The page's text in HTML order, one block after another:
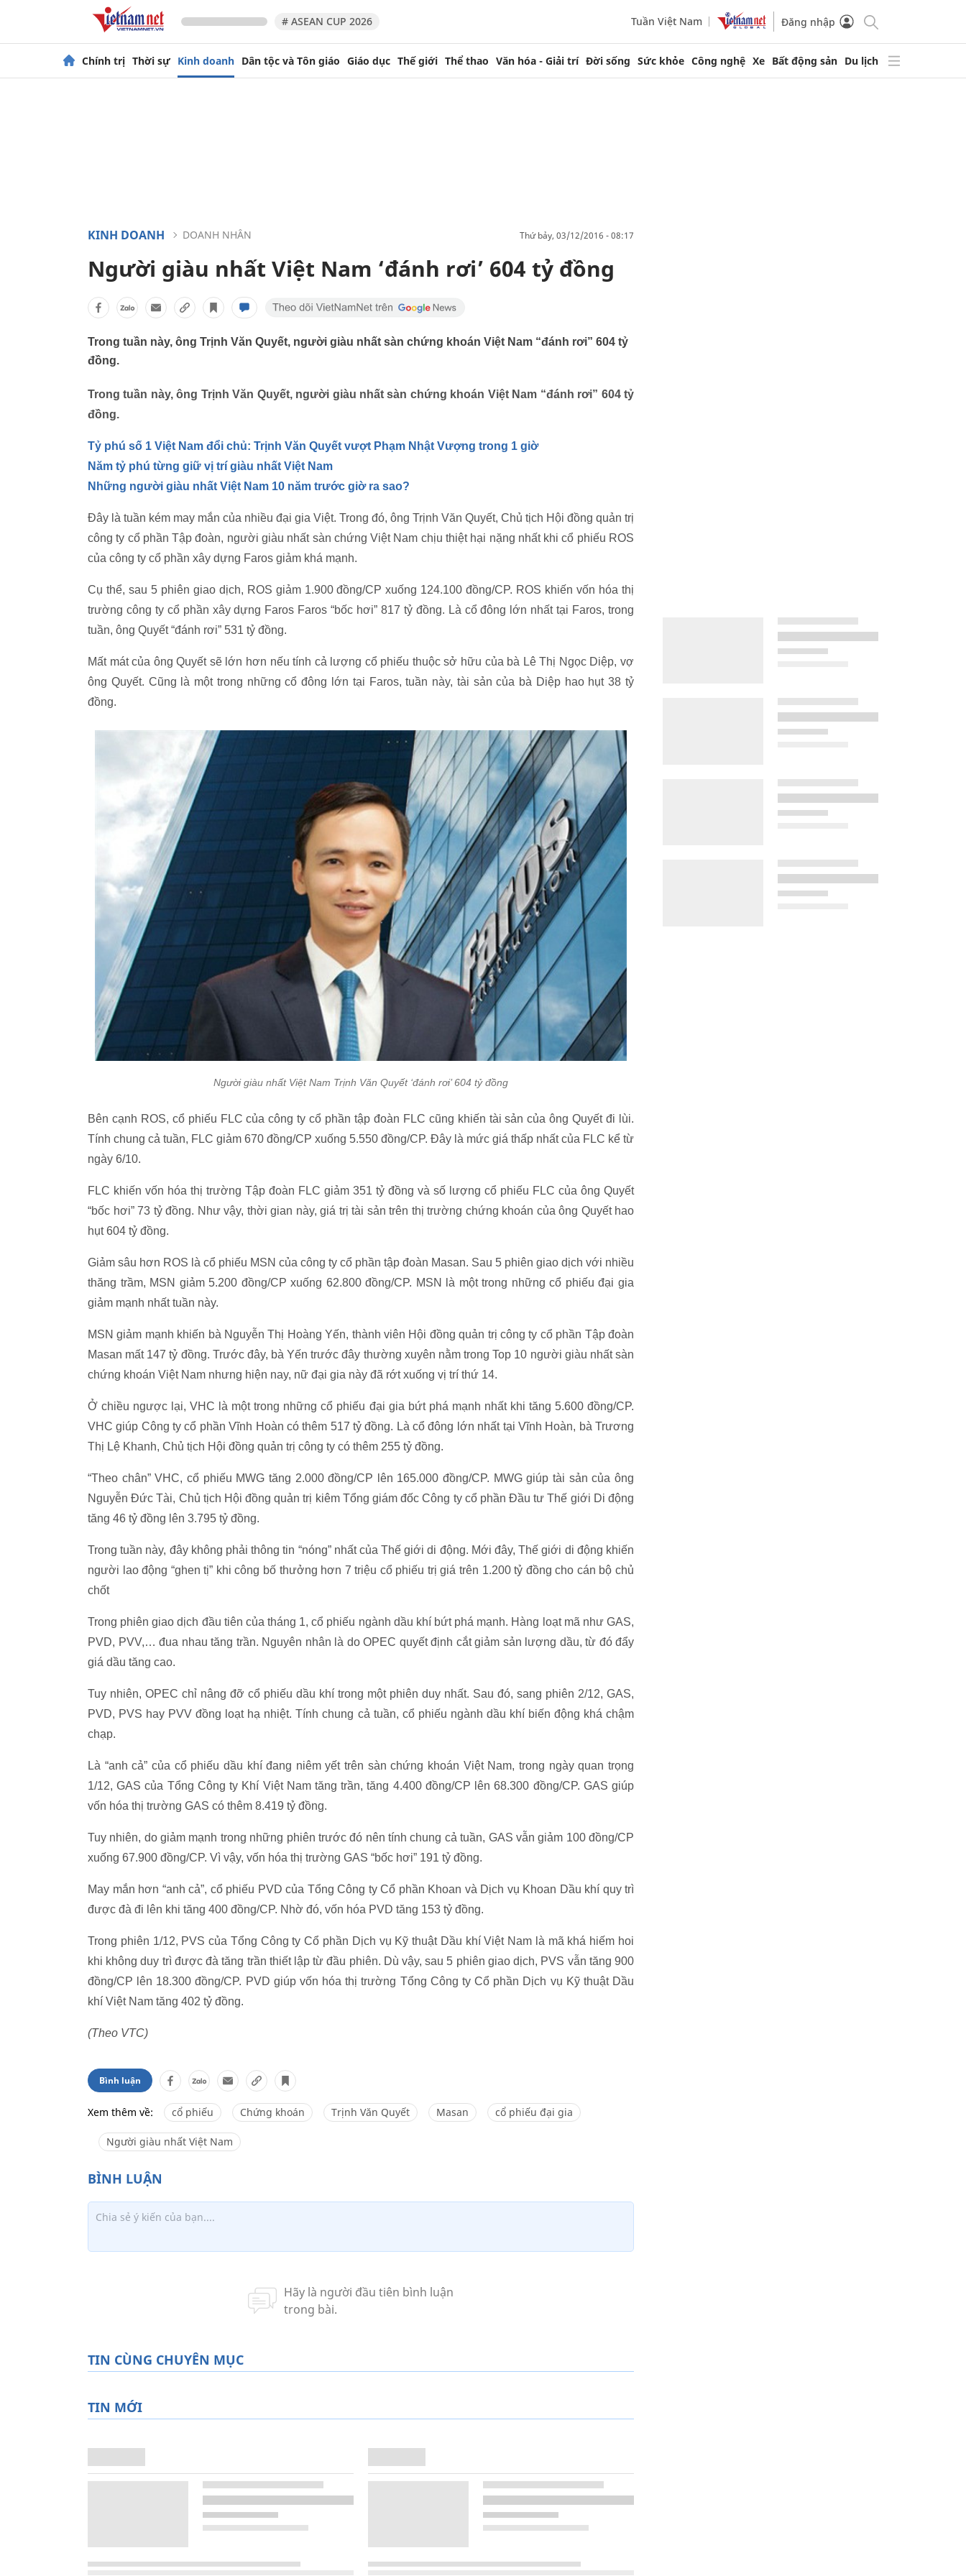
# ASEAN CUP 2026 Tuần Việt Nam Đăng nhập
Chính trị Thời sự Kinh doanh Dân tộc và Tôn giáo Giáo dục Thế giới Thể thao Văn hóa - Giải trí Đời sống Sức khỏe Công nghệ Xe Bất động sản Du lịch
KINH DOANH DOANH NHÂN thứ bảy, 03/12/2016 - 08:17
Người giàu nhất Việt Nam ‘đánh rơi’ 604 tỷ đồng
Trong tuần này, ông Trịnh Văn Quyết, người giàu nhất sàn chứng khoán Việt Nam “đánh rơi” 604 tỷ
đồng.
Trong tuần này, ông Trịnh Văn Quyết, người giàu nhất sàn chứng khoán Việt Nam “đánh rơi” 604 tỷ
đồng.
Tỷ phú số 1 Việt Nam đổi chủ: Trịnh Văn Quyết vượt Phạm Nhật Vượng trong 1 giờ
Năm tỷ phú từng giữ vị trí giàu nhất Việt Nam
Những người giàu nhất Việt Nam 10 năm trước giờ ra sao?
Đây là tuần kém may mắn của nhiều đại gia Việt. Trong đó, ông Trịnh Văn Quyết, Chủ tịch Hội đồng quản trị
công ty cổ phần Tập đoàn, người giàu nhất sàn chứng Việt Nam chịu thiệt hại nặng nhất khi cổ phiếu ROS
của công ty cổ phần xây dựng Faros giảm khá mạnh.
Cụ thể, sau 5 phiên giao dịch, ROS giảm 1.900 đồng/CP xuống 124.100 đồng/CP. ROS khiến vốn hóa thị
trường công ty cổ phần xây dựng Faros Faros “bốc hơi” 817 tỷ đồng. Là cổ đông lớn nhất tại Faros, trong
tuần, ông Quyết “đánh rơi” 531 tỷ đồng.
Mất mát của ông Quyết sẽ lớn hơn nếu tính cả lượng cổ phiếu thuộc sở hữu của bà Lê Thị Ngọc Diệp, vợ
ông Quyết. Cũng là một trong những cổ đông lớn tại Faros, tuần này, tài sản của bà Diệp hao hụt 38 tỷ
đồng.
Người giàu nhất Việt Nam Trịnh Văn Quyết ‘đánh rơi’ 604 tỷ đồng
Bên cạnh ROS, cổ phiếu FLC của công ty cổ phần tập đoàn FLC cũng khiến tài sản của ông Quyết đi lùi.
Tính chung cả tuần, FLC giảm 670 đồng/CP xuống 5.550 đồng/CP. Đây là mức giá thấp nhất của FLC kể từ
ngày 6/10.
FLC khiến vốn hóa thị trường Tập đoàn FLC giảm 351 tỷ đồng và số lượng cổ phiếu FLC của ông Quyết
“bốc hơi” 73 tỷ đồng. Như vậy, thời gian này, giá trị tài sản trên thị trường chứng khoán của ông Quyết hao
hụt 604 tỷ đồng.
Giảm sâu hơn ROS là cổ phiếu MSN của công ty cổ phần tập đoàn Masan. Sau 5 phiên giao dịch với nhiều
thăng trầm, MSN giảm 5.200 đồng/CP xuống 62.800 đồng/CP. MSN là một trong những cổ phiếu đại gia
giảm mạnh nhất tuần này.
MSN giảm mạnh khiến bà Nguyễn Thị Hoàng Yến, thành viên Hội đồng quản trị công ty cổ phần Tập đoàn
Masan mất 147 tỷ đồng. Trước đây, bà Yến trước đây thường xuyên nằm trong Top 10 người giàu nhất sàn
chứng khoán Việt Nam nhưng hiện nay, nữ đại gia này đã rớt xuống vị trí thứ 14.
Ở chiều ngược lại, VHC là một trong những cổ phiếu đại gia bứt phá mạnh nhất khi tăng 5.600 đồng/CP.
VHC giúp Công ty cổ phần Vĩnh Hoàn có thêm 517 tỷ đồng. Là cổ đông lớn nhất tại Vĩnh Hoàn, bà Trương
Thị Lệ Khanh, Chủ tịch Hội đồng quản trị công ty có thêm 255 tỷ đồng.
“Theo chân” VHC, cổ phiếu MWG tăng 2.000 đồng/CP lên 165.000 đồng/CP. MWG giúp tài sản của ông
Nguyễn Đức Tài, Chủ tịch Hội đồng quản trị kiêm Tổng giám đốc Công ty cổ phần Đầu tư Thế giới Di động
tăng 46 tỷ đồng lên 3.795 tỷ đồng.
Trong tuần này, đây không phải thông tin “nóng” nhất của Thế giới di động. Mới đây, Thế giới di động khiến
người lao động “ghen tị” khi công bố thưởng hơn 7 triệu cổ phiếu trị giá trên 1.200 tỷ đồng cho cán bộ chủ
chốt
Trong phiên giao dịch đầu tiên của tháng 1, cổ phiếu ngành dầu khí bứt phá mạnh. Hàng loạt mã như GAS,
PVD, PVV,… đua nhau tăng trần. Nguyên nhân là do OPEC quyết định cắt giảm sản lượng dầu, từ đó đẩy
giá dầu tăng cao.
Tuy nhiên, OPEC chỉ nâng đỡ cổ phiếu dầu khí trong một phiên duy nhất. Sau đó, sang phiên 2/12, GAS,
PVD, PVS hay PVV đồng loạt hạ nhiệt. Tính chung cả tuần, cổ phiếu ngành dầu khí biến động khá chậm
chạp.
Là “anh cả” của cổ phiếu dầu khí đang niêm yết trên sàn chứng khoán Việt Nam, trong ngày quan trọng
1/12, GAS của Tổng Công ty Khí Việt Nam tăng trần, tăng 4.400 đồng/CP lên 68.300 đồng/CP. GAS giúp
vốn hóa thị trường GAS có thêm 8.419 tỷ đồng.
Tuy nhiên, do giảm mạnh trong những phiên trước đó nên tính chung cả tuần, GAS vẫn giảm 100 đồng/CP
xuống 67.900 đồng/CP. Vì vậy, vốn hóa thị trường GAS “bốc hơi” 191 tỷ đồng.
May mắn hơn “anh cả”, cổ phiếu PVD của Tổng Công ty Cổ phần Khoan và Dịch vụ Khoan Dầu khí quy trì
được đà đi lên khi tăng 400 đồng/CP. Nhờ đó, vốn hóa PVD tăng 153 tỷ đồng.
Trong phiên 1/12, PVS của Tổng Công ty Cổ phần Dịch vụ Kỹ thuật Dầu khí Việt Nam là mã khá hiếm hoi
khi không duy trì được đà tăng trần thiết lập từ đầu phiên. Dù vậy, sau 5 phiên giao dịch, PVS vẫn tăng 900
đồng/CP lên 18.300 đồng/CP. PVD giúp vốn hóa thị trường Tổng Công ty Cổ phần Dịch vụ Kỹ thuật Dầu
khí Việt Nam tăng 402 tỷ đồng.
(Theo VTC)
Bình luận
Xem thêm về: cổ phiếu Chứng khoán Trịnh Văn Quyết Masan cổ phiếu đại gia
Người giàu nhất Việt Nam
TIN CÙNG CHUYÊN MỤC
TIN MỚI